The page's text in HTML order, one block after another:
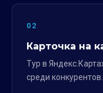
02
Карточка на
Тур в
среди конкурентов.